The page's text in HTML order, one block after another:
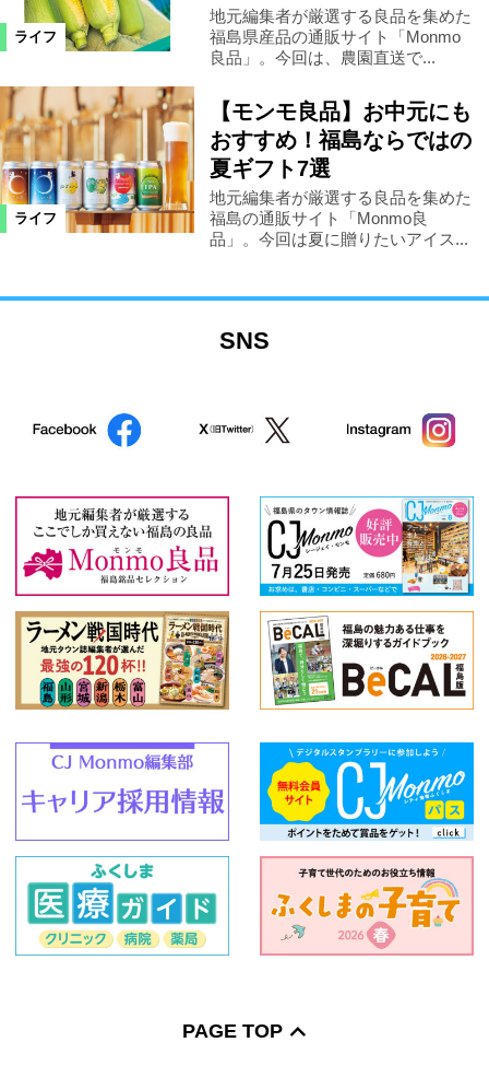
ライフ
地元編集者が厳選する良品を集めた
福島県産品の通販サイト「Monmo
良品」。今回は、農園直送で...
ライフ
【モンモ良品】お中元にも
おすすめ！福島ならではの
夏ギフト7選
地元編集者が厳選する良品を集めた
福島の通販サイト「Monmo良
品」。今回は夏に贈りたいアイス...
SNS
PAGE TOP